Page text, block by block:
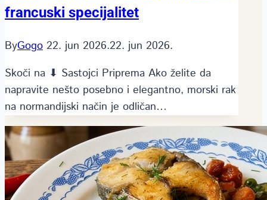
francuski specijalitet
ByGogo 22. jun 2026.22. jun 2026.
Skoči na ⬇ Sastojci Priprema Ako želite da
napravite nešto posebno i elegantno, morski rak
na normandijski način je odličan…